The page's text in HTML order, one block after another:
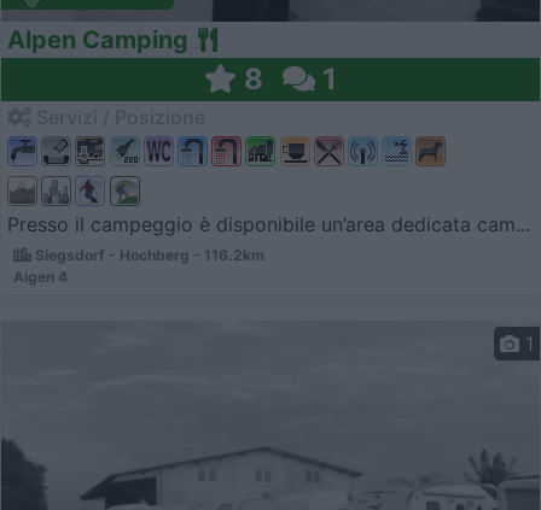
Alpen Camping
8 1
Presso il campeggio è disponibile un’area dedicata cam...
Siegsdorf - Hochberg - 116.2km
Aigen 4
1